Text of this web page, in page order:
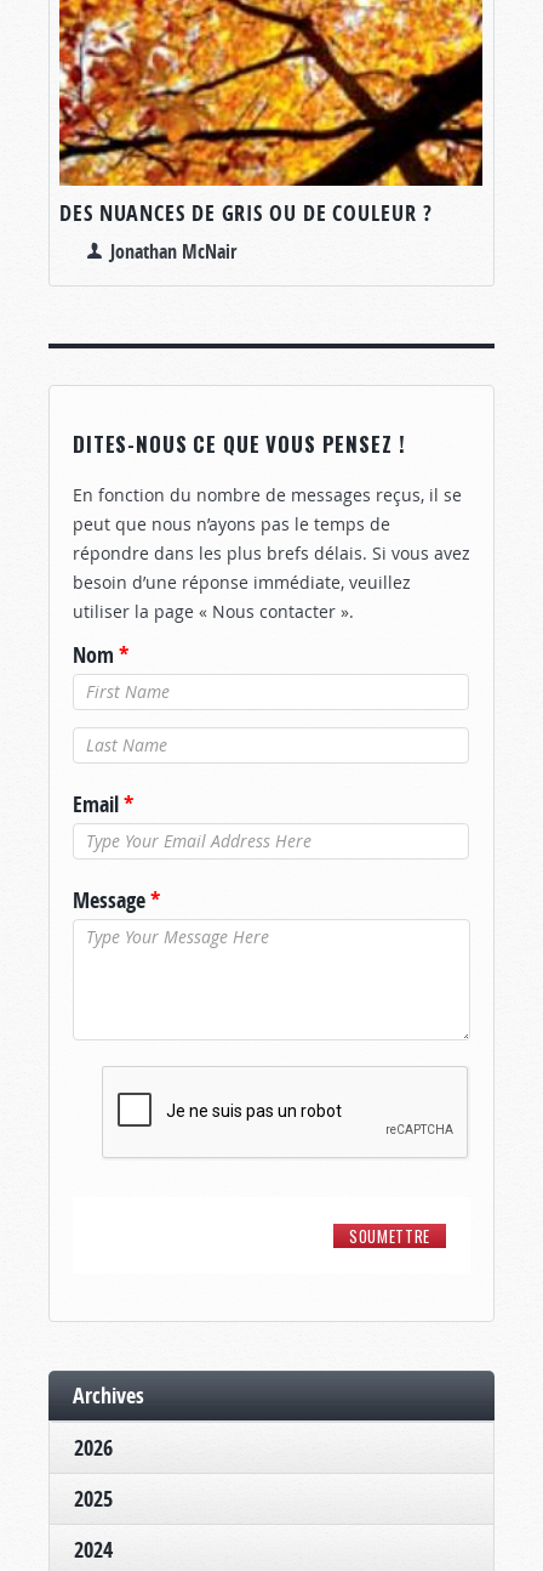
DES NUANCES DE GRIS OU DE COULEUR ?
Jonathan McNair
DITES-NOUS CE QUE VOUS PENSEZ !
En fonction du nombre de messages reçus, il se
peut que nous n’ayons pas le temps de
répondre dans les plus brefs délais. Si vous avez
besoin d’une réponse immédiate, veuillez
utiliser la page « Nous contacter ».
Nom *
Nom de
famille*
Email*
Message*
Archives
2026
2025
2024